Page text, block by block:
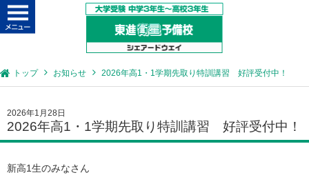
トップ お知らせ 2026年高1・1学期先取り特訓講習 好評受付中！
2026年1月28日
2026年高1・1学期先取り特訓講習 好評受付中！
新高1生のみなさん